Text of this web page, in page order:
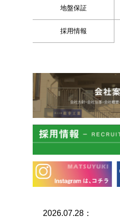
地盤保証
採用情報
2026.07.28：